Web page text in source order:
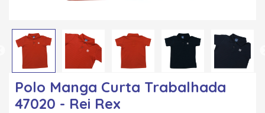
Polo Manga Curta Trabalhada
47020 - Rei Rex